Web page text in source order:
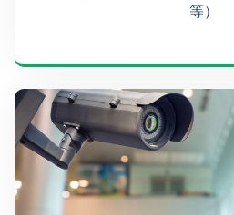
等）